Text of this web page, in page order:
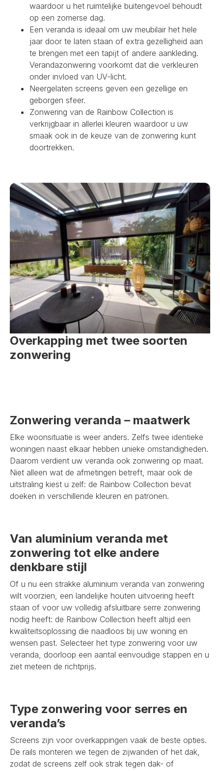
waardoor u het ruimtelijke buitengevoel behoudt
op een zomerse dag.
Een veranda is ideaal om uw meubilair het hele
jaar door te laten staan of extra gezelligheid aan
te brengen met een tapijt of andere aankleding.
Verandazonwering voorkomt dat die verkleuren
onder invloed van UV-licht.
Neergelaten screens geven een gezellige en
geborgen sfeer.
Zonwering van de Rainbow Collection is
verkrijgbaar in allerlei kleuren waardoor u uw
smaak ook in de keuze van de zonwering kunt
doortrekken.
Overkapping met twee soorten
zonwering
Zonwering veranda – maatwerk
Elke woonsituatie is weer anders. Zelfs twee identieke
woningen naast elkaar hebben unieke omstandigheden.
Daarom verdient uw veranda ook zonwering op maat.
Niet alleen wat de afmetingen betreft, maar ook de
uitstraling kiest u zelf: de Rainbow Collection bevat
doeken in verschillende kleuren en patronen.
Van aluminium veranda met
zonwering tot elke andere
denkbare stijl
Of u nu een strakke aluminium veranda van zonwering
wilt voorzien, een landelijke houten uitvoering heeft
staan of voor uw volledig afsluitbare serre zonwering
nodig heeft: de Rainbow Collection heeft altijd een
kwaliteitsoplossing die naadloos bij uw woning en
wensen past. Selecteer het type zonwering voor uw
veranda, doorloop een aantal eenvoudige stappen en u
ziet meteen de richtprijs.
Type zonwering voor serres en
veranda’s
Screens zijn voor overkappingen vaak de beste opties.
De rails monteren we tegen de zijwanden of het dak,
zodat de screens zelf ook strak tegen dak- of